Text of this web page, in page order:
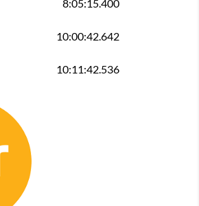
8:05:15.400
10:00:42.642
10:11:42.536